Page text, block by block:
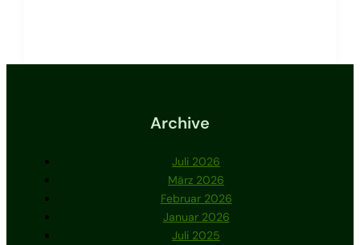
Archive
Juli 2026
März 2026
Februar 2026
Januar 2026
Juli 2025